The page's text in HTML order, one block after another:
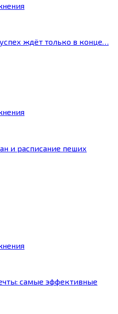
успех ждёт только в конце…
и расписание пеших
самые эффективные